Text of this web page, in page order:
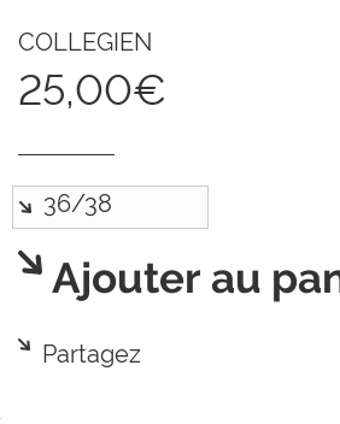
COLLEGIEN
25,00€
Ajouter au
Partagez